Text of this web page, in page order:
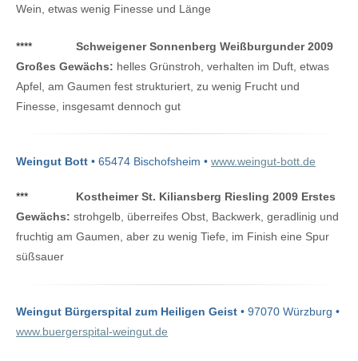
Wein, etwas wenig Finesse und Länge
****
Schweigener Sonnenberg Weißburgunder 2009
Großes Gewächs: helles Grünstroh, verhalten im Duft, etwas
Apfel, am Gaumen fest strukturiert, zu wenig Frucht und
Finesse, insgesamt dennoch gut
Weingut Bott • 65474 Bischofsheim • www.weingut-bott.de
***
Kostheimer St. Kiliansberg Riesling 2009 Erstes
Gewächs: strohgelb, überreifes Obst, Backwerk, geradlinig und
fruchtig am Gaumen, aber zu wenig Tiefe, im Finish eine Spur
süßsauer
Weingut Bürgerspital zum Heiligen Geist • 97070 Würzburg •
www.buergerspital-weingut.de